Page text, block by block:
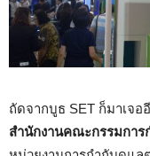
ถัดจากบูธ SET ก็มาเจ
สำนักงานคณะกรรมกา